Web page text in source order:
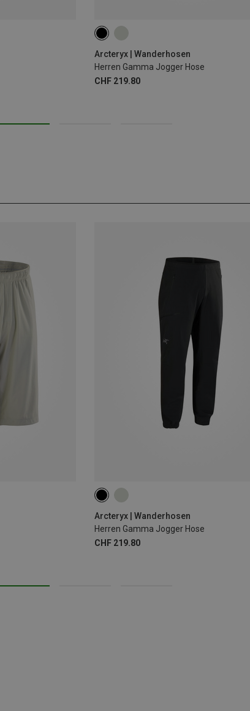
Arcteryx | Wanderhosen
Herren Gamma Jogger Hose
CHF 219.80
S M
Arcteryx | Wanderhosen
Herren Gamma Jogger Hose
CHF 219.80
S M